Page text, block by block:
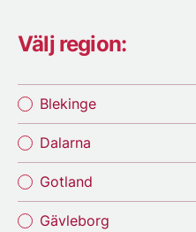
Välj region:
Blekinge
Dalarna
Gotland
Gävleborg